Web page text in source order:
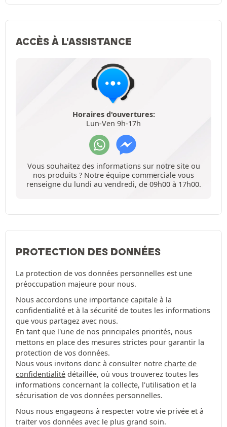
ACCÈS À L'ASSISTANCE
Horaires d'ouvertures:
Lun-Ven 9h-17h
Vous souhaitez des informations sur notre site ou
nos produits ? Notre équipe commerciale vous
renseigne du lundi au vendredi, de 09h00 à 17h00.
PROTECTION DES DONNÉES
La protection de vos données personnelles est une
préoccupation majeure pour nous.
Nous accordons une importance capitale à la
confidentialité et à la sécurité de toutes les informations
que vous partagez avec nous.
En tant que l'une de nos principales priorités, nous
mettons en place des mesures strictes pour garantir la
protection de vos données.
Nous vous invitons donc à consulter notre charte de
confidentialité détaillée, où vous trouverez toutes les
informations concernant la collecte, l'utilisation et la
sécurisation de vos données personnelles.
Nous nous engageons à respecter votre vie privée et à
traiter vos données avec le plus grand soin.